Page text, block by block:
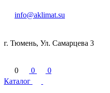
info@aklimat.su
г. Тюмень, Ул. Самарцева 3
0 0
0
Каталог